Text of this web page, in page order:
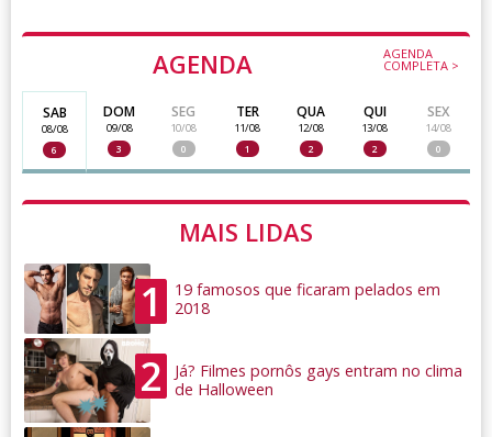
AGENDA AGENDA
COMPLETA >
SAB
08/08
6
DOM
09/08
3
SEG
10/08
0
TER
11/08
1
QUA
12/08
2
QUI
13/08
2
SEX
14/08
0
MAIS LIDAS
1
19 famosos que ficaram pelados em
2018
2
Já? Filmes pornôs gays entram no clima
de Halloween